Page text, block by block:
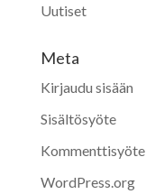
Uutiset
Meta
Kirjaudu sisään
Sisältösyöte
Kommenttisyöte
WordPress.org